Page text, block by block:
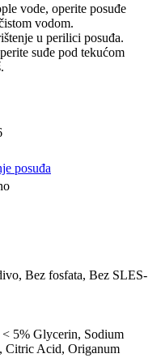
vode, operite posuđe
vodom.
u perilici posuđa.
suđe pod tekućom
posuđa
Bez fosfata, Bez SLES-
5% Glycerin, Sodium
Citric Acid, Origanum